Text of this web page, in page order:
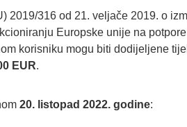
316 od 21. veljače 2019. o
Europske unije na
korisniku mogu biti dodijeljene
EUR.
20. listopad 2022. godine: